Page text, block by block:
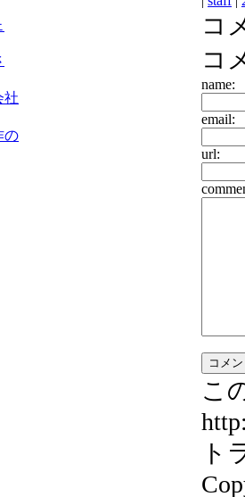
社
の
コ
コ
name:
email:
url:
こ
ト